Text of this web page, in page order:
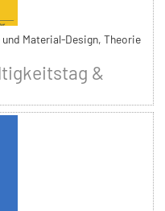
Material-Design, Theorie
&